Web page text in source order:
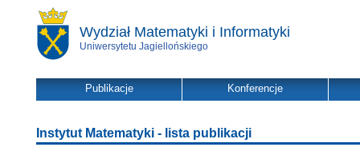
Wydział Matematyki i Informatyki
Uniwersytetu Jagiellońskiego
Publikacje Konferencje
Instytut Matematyki - lista publikacji